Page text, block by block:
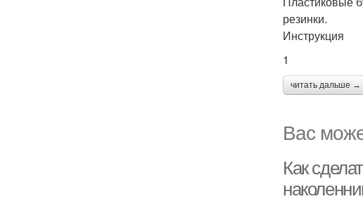
резинки.
Инструкция
1
читать дальше →
Вас
Как